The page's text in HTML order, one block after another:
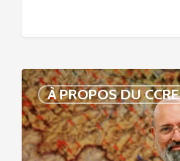
À PROPOS DU CCRE
Voix
de
nos
75